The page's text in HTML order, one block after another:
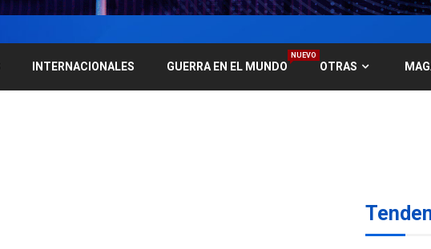
INTERNACIONALES GUERRA EN EL MUNDO
NUEVO
OTRAS
1